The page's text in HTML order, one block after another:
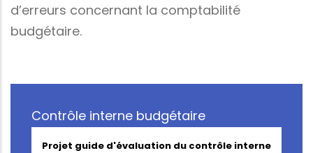
d’erreurs concernant la comptabilité
budgétaire.
Contrôle interne budgétaire
Projet guide d'évaluation du contrôle interne